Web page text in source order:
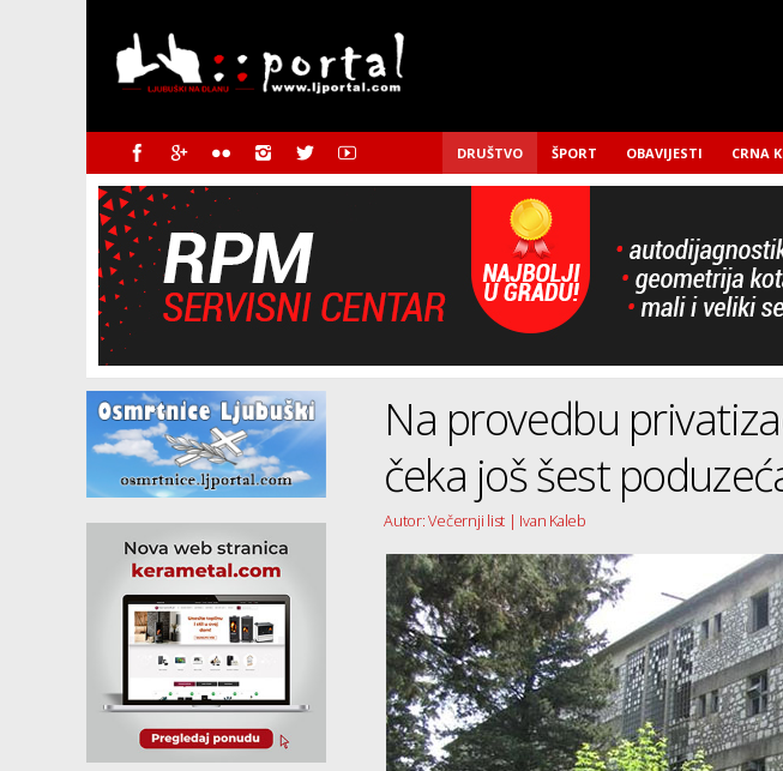
DRUŠTVO ŠPORT OBAVIJESTI CRNA
Na provedbu
čeka još šest
Autor: Večernji list | Ivan Kaleb